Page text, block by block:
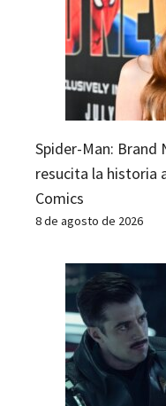
Spider-Man: Brand
resucita la historia
Comics
8 de agosto de 2026